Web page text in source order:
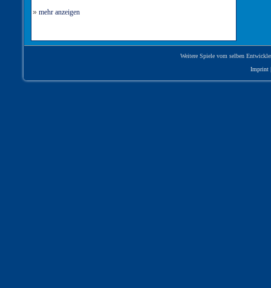
» mehr anzeigen
Weitere Spiele vom selben
Imprint